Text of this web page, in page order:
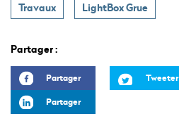
Travaux LightBox Grue
Partager :
Partager
Tweeter
Partager